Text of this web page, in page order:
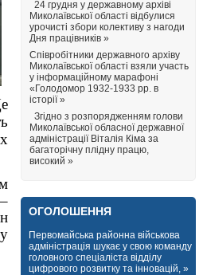
24 грудня у державному архіві
Миколаївської області відбулися
урочисті збори колективу з нагоди
Дня працівників »
Співробітники державного архіву
Миколаївської області взяли участь
у інформаційному марафоні
«Голодомор 1932-1933 рр. в
історії »
Згідно з розпорядженням голови
Миколаївської обласної державної
адміністрації Віталія Кіма за
багаторічну плідну працю,
високий »
ОГОЛОШЕННЯ
Первомайська районна військова
адміністрація шукає у свою команду
головного спеціаліста відділу
цифрового розвитку та інновацій, »